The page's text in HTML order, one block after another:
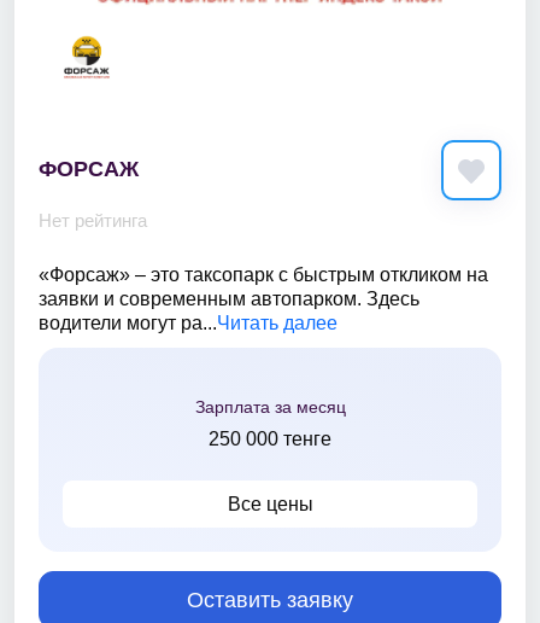
ФОРСАЖ
Нет рейтинга
«Форсаж» – это таксопарк с быстрым откликом на
заявки и современным автопарком. Здесь
водители могут ра...Читать далее
Зарплата за месяц
250 000 тенге
Все цены
Оставить заявку